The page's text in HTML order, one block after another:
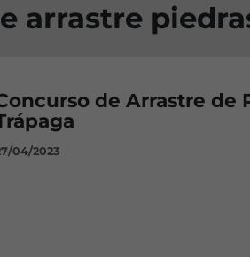
arrastre
de Arrastre de
04/2023